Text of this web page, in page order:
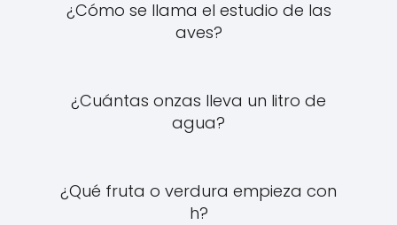
¿Cómo se llama el estudio de las
aves?
¿Cuántas onzas lleva un litro de
agua?
¿Qué fruta o verdura empieza con
h?